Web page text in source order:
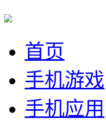
首页
手机游戏
手机应用